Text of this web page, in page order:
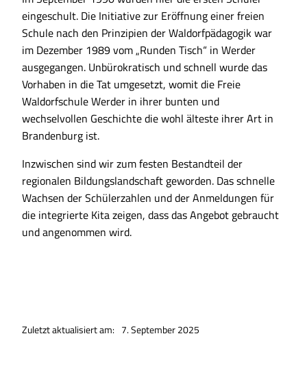
eingeschult. Die Initiative zur Eröffnung einer freien
Schule nach den Prinzipien der Waldorfpädagogik war
im Dezember 1989 vom „Runden Tisch“ in Werder
ausgegangen. Unbürokratisch und schnell wurde das
Vorhaben in die Tat umgesetzt, womit die Freie
Waldorfschule Werder in ihrer bunten und
wechselvollen Geschichte die wohl älteste ihrer Art in
Brandenburg ist.
Inzwischen sind wir zum festen Bestandteil der
regionalen Bildungslandschaft geworden. Das schnelle
Wachsen der Schülerzahlen und der Anmeldungen für
die integrierte Kita zeigen, dass das Angebot gebraucht
und angenommen wird.
Zuletzt aktualisiert am: 7. September 2025